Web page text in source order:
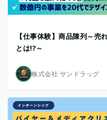
【仕事体験】商品陳列～売
とは!?～
株式会社 サンドラッグ